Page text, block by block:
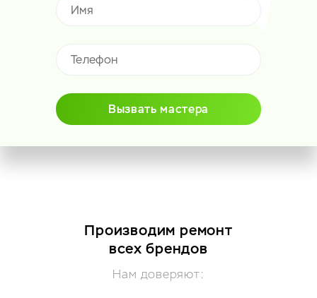
Вызвать мастера
Производим ремонт
всех брендов
Нам доверяют: